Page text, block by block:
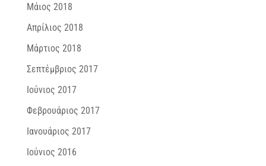
Μάιος 2018
Απρίλιος 2018
Μάρτιος 2018
Σεπτέμβριος 2017
Ιούνιος 2017
Φεβρουάριος 2017
Ιανουάριος 2017
Ιούνιος 2016